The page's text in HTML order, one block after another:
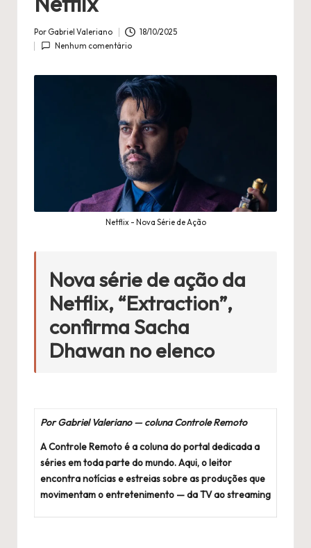
é
fi
l
Publicado
por
Por Gabriel Valeriano
18/10/2025
Nenhum comentário
Netflix - Nova Série de Ação
Nova série de ação da
Netflix, “Extraction”,
confirma Sacha
Dhawan no elenco
Por Gabriel Valeriano — coluna Controle Remoto
A Controle Remoto é a coluna do portal dedicada a
séries em toda parte do mundo. Aqui, o leitor
encontra notícias e estreias sobre as produções que
movimentam o entretenimento — da TV ao streaming